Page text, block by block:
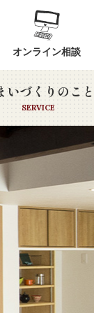
オンライン相談
いづくりのこと
SERVICE